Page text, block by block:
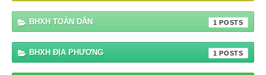
BHXH TOÀN DÂN 1
BHXH ĐỊA PHƯƠNG 1